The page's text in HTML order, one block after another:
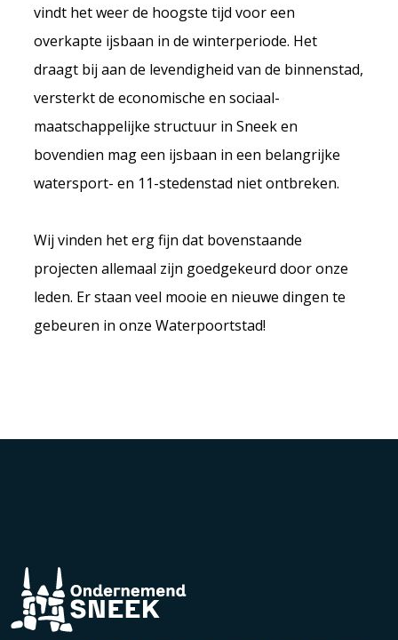
vindt het weer de hoogste tijd voor een
overkapte ijsbaan in de winterperiode. Het
draagt bij aan de levendigheid van de binnenstad,
versterkt de economische en sociaal-
maatschappelijke structuur in Sneek en
bovendien mag een ijsbaan in een belangrijke
watersport- en 11-stedenstad niet ontbreken.
Wij vinden het erg fijn dat bovenstaande
projecten allemaal zijn goedgekeurd door onze
leden. Er staan veel mooie en nieuwe dingen te
gebeuren in onze Waterpoortstad!